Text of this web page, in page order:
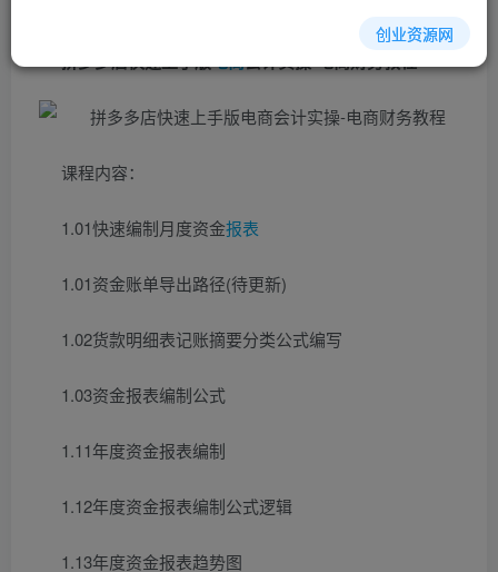
拼多多店快速上手版电商会计实操-电商财务教程
课程内容：
1.01快速编制月度资金报表
1.01资金账单导出路径(待更新)
1.02货款明细表记账摘要分类公式编写
1.03资金报表编制公式
1.11年度资金报表编制
1.12年度资金报表编制公式逻辑
1.13年度资金报表趋势图
创业资源网